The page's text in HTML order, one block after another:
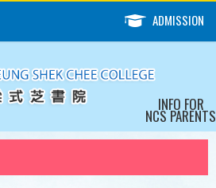
ADMISSION
INFO FOR
NCS PARENTS